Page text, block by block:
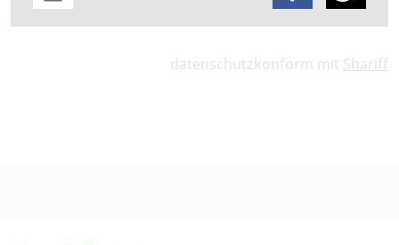
datenschutzkonform mit Shariff